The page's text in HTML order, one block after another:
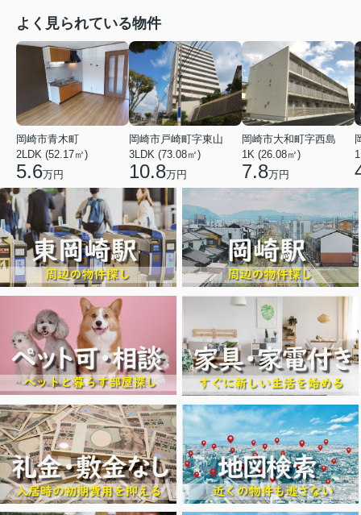
よく見られている物件
岡崎市青木町
2LDK (52.17㎡)
5.6万円
岡崎市戸崎町字東山
3LDK (73.08㎡)
10.8万円
岡崎市大和町字西島
1K (26.08㎡)
7.8万円